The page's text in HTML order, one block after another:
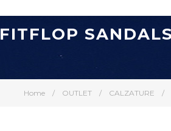
Home / OUTLET / CALZATURE /
FITFLOP